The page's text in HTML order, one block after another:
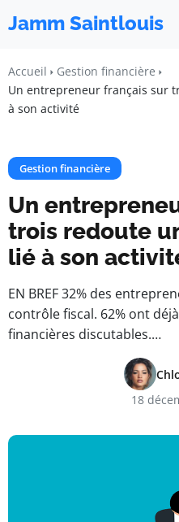
Jamm Saintlouis
Accueil
Gestion financière
Un entrepreneur français sur
à son activité
Gestion financière
Un
trois redoute
lié à son
EN BREF 32% des
contrôle fiscal. 62% ont
financières discutables.…
18